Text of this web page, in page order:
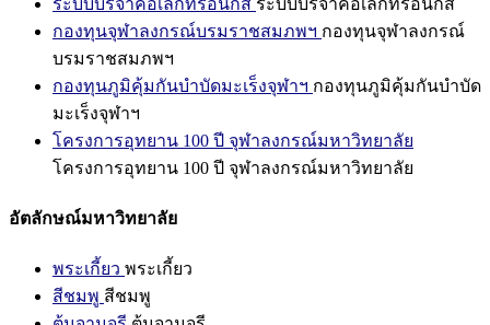
กองทุนจุฬาลงกรณ์บรมราชสมภพฯ กองทุนจุฬาลงกรณ์
บรมราชสมภพฯ
กองทุนภูมิคุ้มกันบำบัดมะเร็งจุฬาฯ กองทุนภูมิคุ้มกันบำบัด
มะเร็งจุฬาฯ
โครงการอุทยาน 100 ปี จุฬาลงกรณ์มหาวิทยาลัย
โครงการอุทยาน 100 ปี จุฬาลงกรณ์มหาวิทยาลัย
อัตลักษณ์มหาวิทยาลัย
พระเกี้ยว พระเกี้ยว
สีชมพู สีชมพู